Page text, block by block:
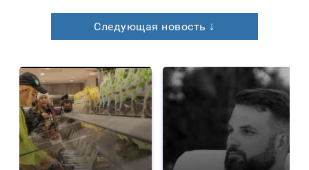
Следующая новость ↓